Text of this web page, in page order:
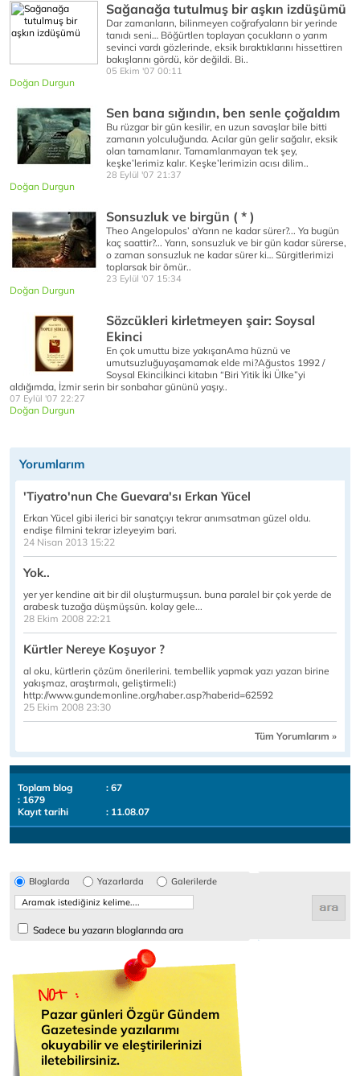
Sağanağa tutulmuş bir aşkın izdüşümü
Dar zamanların, bilinmeyen coğrafyaların bir yerinde
tanıdı seni… Böğürtlen toplayan çocukların o yarım
sevinci vardı gözlerinde, eksik bıraktıklarını hissettiren
bakışlarını gördü, kör değildi. Bi..
05 Ekim '07 00:11
Doğan Durgun
Sen bana sığındın, ben senle çoğaldım
Bu rüzgar bir gün kesilir, en uzun savaşlar bile bitti
zamanın yolculuğunda. Acılar gün gelir sağalır, eksik
olan tamamlanır. Tamamlanmayan tek şey,
keşke’lerimiz kalır. Keşke’lerimizin acısı dilim..
28 Eylül '07 21:37
Doğan Durgun
Sonsuzluk ve birgün ( * )
Theo Angelopulos’ aYarın ne kadar sürer?... Ya bugün
kaç saattir?... Yarın, sonsuzluk ve bir gün kadar sürerse,
o zaman sonsuzluk ne kadar sürer ki… Sürgitlerimizi
toplarsak bir ömür..
23 Eylül '07 15:34
Doğan Durgun
Sözcükleri kirletmeyen şair: Soysal
Ekinci
En çok umuttu bize yakışanAma hüznü ve
umutsuzluğuyaşamamak elde mi?Ağustos 1992 /
Soysal Ekinciİkinci kitabın “Biri Yitik İki Ülke”yi
aldığımda, İzmir serin bir sonbahar gününü yaşıy..
07 Eylül '07 22:27
Doğan Durgun
Yorumlarım
'Tiyatro'nun Che Guevara'sı Erkan Yücel
Erkan Yücel gibi ilerici bir sanatçıyı tekrar anımsatman güzel oldu.
endişe filmini tekrar izleyeyim bari.
24 Nisan 2013 15:22
Yok..
yer yer kendine ait bir dil oluşturmuşsun. buna paralel bir çok yerde de
arabesk tuzağa düşmüşsün. kolay gele...
28 Ekim 2008 22:21
Kürtler Nereye Koşuyor ?
al oku, kürtlerin çözüm önerilerini. tembellik yapmak yazı yazan birine
yakışmaz, araştırmalı, geliştirmeli:)
http://www.gundemonline.org/haber.asp?haberid=62592
25 Ekim 2008 23:30
Tüm Yorumlarım »
Toplam blog
: 67
: 1679
Kayıt tarihi
: 11.08.07
Bloglarda Yazarlarda Galerilerde
Sadece bu yazarın bloglarında ara
Pazar günleri Özgür Gündem
Gazetesinde yazılarımı
okuyabilir ve eleştirilerinizi
iletebilirsiniz.